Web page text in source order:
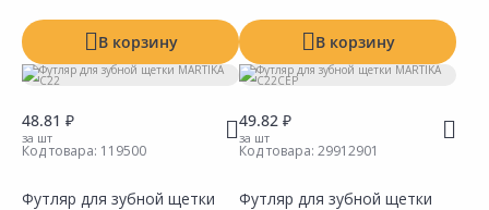
В корзину В корзину
48.81 ₽
за шт
Код товара: 119500
Футляр для зубной щетки
49.82 ₽
за шт
Код товара: 29912901
Футляр для зубной щетки